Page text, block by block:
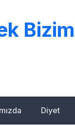
Bizim
Diyet